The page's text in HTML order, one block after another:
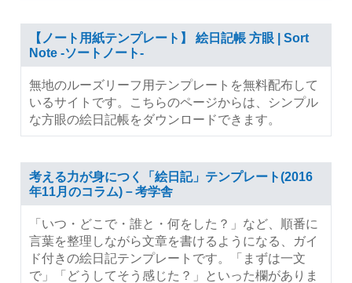
【ノート用紙テンプレート】 絵日記帳 方眼 | Sort
Note -ソートノート-
無地のルーズリーフ用テンプレートを無料配布して
いるサイトです。こちらのページからは、シンプル
な方眼の絵日記帳をダウンロードできます。
考える力が身につく「絵日記」テンプレート(2016
年11月のコラム)－考学舎
「いつ・どこで・誰と・何をした？」など、順番に
言葉を整理しながら文章を書けるようになる、ガイ
ド付きの絵日記テンプレートです。「まずは一文
で」「どうしてそう感じた？」といった欄がありま